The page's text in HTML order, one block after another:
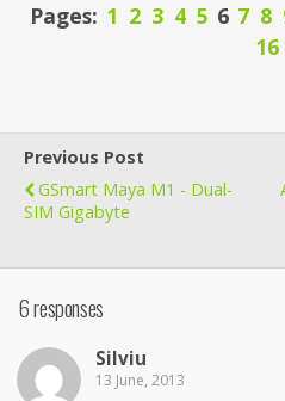
Pages: 1 2 3 4 5 6 7 8
16
Previous Post
GSmart Maya M1 - Dual-
SIM Gigabyte
6 responses
Silviu
13 June, 2013